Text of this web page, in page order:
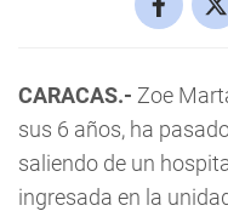
CARACAS.- Zoe
sus 6 años, ha
saliendo de un
ingresada en la